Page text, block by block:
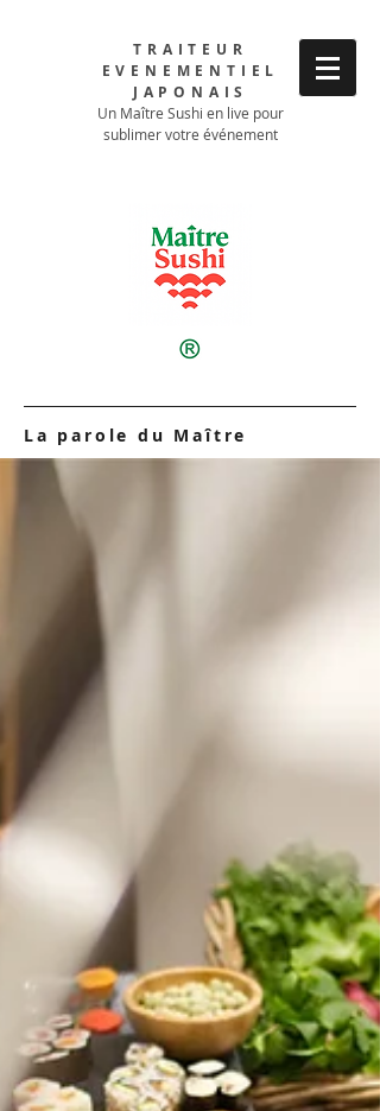
TRAITEUR
EVENEMENTIEL
JAPONAIS
Un Maître Sushi en live pour
sublimer votre événement
La parole du Maître